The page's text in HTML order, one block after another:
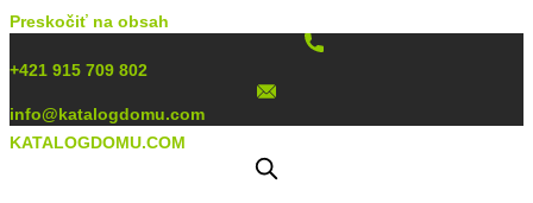
Preskočiť na obsah
+421 915 709 802
info@katalogdomu.com
KATALOGDOMU.COM